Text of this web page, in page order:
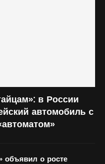
в России
автомобиль с
объявил о росте